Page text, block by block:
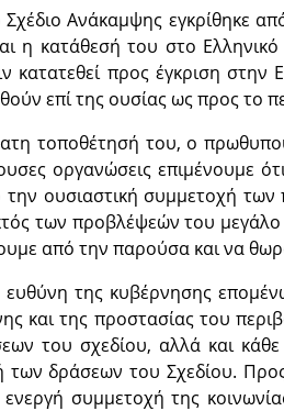
Σχέδιο Ανάκαμψης εγκρίθηκε
η κατάθεσή του στο
κατατεθεί προς έγκριση
επί της ουσίας ως προς το
τοποθέτησή του, ο
οργανώσεις επιμένουμε
ουσιαστική συμμετοχή των
των προβλέψεών του
από την παρούσα και να
της κυβέρνησης
και της προστασίας του
του σχεδίου, αλλά και
των δράσεων του Σχεδίου.
συμμετοχή της